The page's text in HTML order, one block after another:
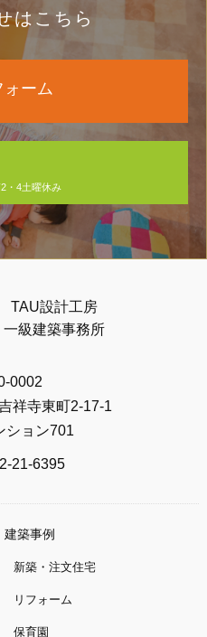
はこちら
ーム
・4土曜休み
TAU設計工房
一級建築事務所
0002
祥寺東町2-17-1
ション701
21-6395
建築事例
新築・注文住宅
リフォーム
保育園